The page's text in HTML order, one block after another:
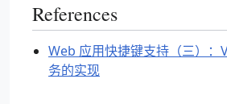
References
Web 应用快捷键支持（三）：
务的实现